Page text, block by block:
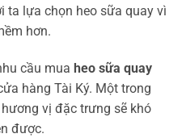
ta lựa chọn heo sữa quay vì
hơn.
cầu mua heo sữa quay
hàng Tài Ký. Một trong
vị đặc trưng sẽ khó
được.